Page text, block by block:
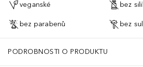
veganské bez
bez parabenů bez
PODROBNOSTI O PRODUKTU